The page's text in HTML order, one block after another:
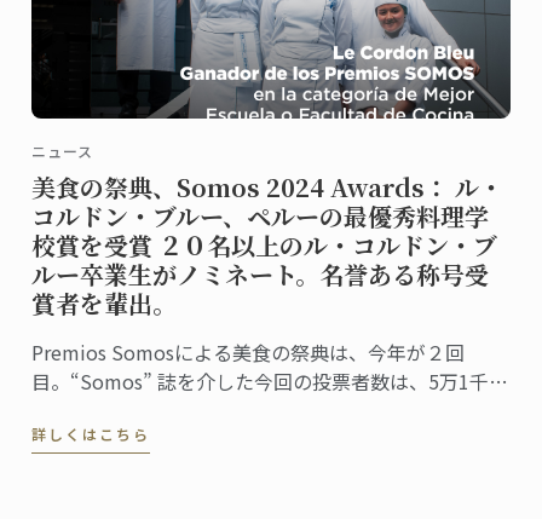
ニュース
美食の祭典、Somos 2024 Awards： ル・
コルドン・ブルー、ペルーの最優秀料理学
校賞を受賞 ２０名以上のル・コルドン・ブ
ルー卒業生がノミネート。名誉ある称号受
賞者を輩出。
Premios Somosによる美食の祭典は、今年が２回
目。“Somos” 誌を介した今回の投票者数は、5万1千人
ラン、および関連企業を称え４０部門における受賞
詳しくはこちら